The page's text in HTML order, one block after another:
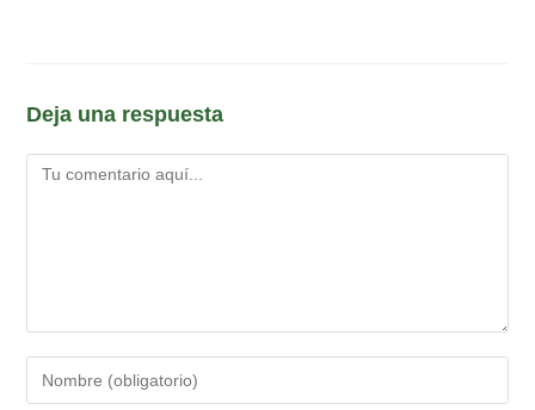
Deja una respuesta
Comentario
tu